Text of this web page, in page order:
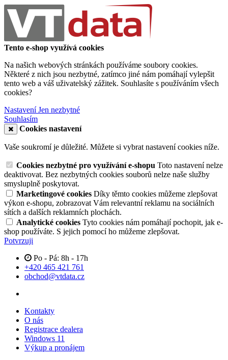
Tento e-shop využívá cookies
Na našich webových stránkách používáme soubory cookies.
Některé z nich jsou nezbytné, zatímco jiné nám pomáhají vylepšit
tento web a váš uživatelský zážitek. Souhlasíte s používáním všech
cookies?
NastaveníJen nezbytné
Souhlasím
Cookies nastavení
Vaše soukromí je důležité. Můžete si vybrat nastavení cookies níže.
Cookies nezbytné pro využívání e-shopu Toto nastavení nelze
deaktivovat. Bez nezbytných cookies souborů nelze naše služby
smysluplně poskytovat.
Marketingové cookies Díky těmto cookies můžeme zlepšovat
výkon e-shopu, zobrazovat Vám relevantní reklamu na sociálních
sítích a dalších reklamních plochách.
Analytické cookies Tyto cookies nám pomáhají pochopit, jak e-
shop používáte. S jejich pomocí ho můžeme zlepšovat.
Potvrzuji
Po - Pá: 8h - 17h
+420 465 421 761
obchod@vtdata.cz
Kontakty
O nás
Registrace dealera
Windows 11
Výkup a pronájem